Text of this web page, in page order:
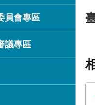
員會專區
議專區